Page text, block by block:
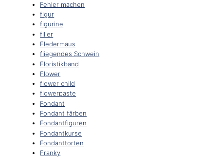
Fehler machen
figur
figurine
filler
Fledermaus
fliegendes Schwein
Floristikband
Flower
flower child
flowerpaste
Fondant
Fondant färben
Fondantfiguren
Fondantkurse
Fondanttorten
Franky